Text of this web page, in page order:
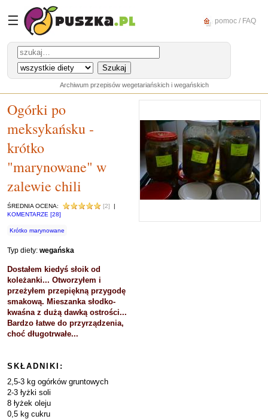
☰ pomoc / FAQ
Archiwum przepisów wegetariańskich i wegańskich
Ogórki po
meksykańsku -
krótko
"marynowane" w
zalewie chili
ŚREDNIA OCENA: [2]
|
KOMENTARZE [28]
Krótko marynowane
Typ diety: wegańska
Dostałem kiedyś słoik od
koleżanki... Otworzyłem i
przeżyłem przepiękną przygodę
smakową. Mieszanka słodko-
kwaśna z dużą dawką ostrości...
Bardzo łatwe do przyrządzenia,
choć długotrwałe...
SKŁADNIKI:
2,5-3 kg ogórków gruntowych
2-3 łyżki soli
8 łyżek oleju
0,5 kg cukru